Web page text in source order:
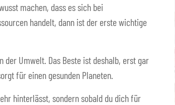
machen, dass es sich bei
handelt, dann ist der erste wichtige
Umwelt. Das Beste ist deshalb, erst gar
für einen gesunden Planeten.
hinterlässt, sondern sobald du dich für